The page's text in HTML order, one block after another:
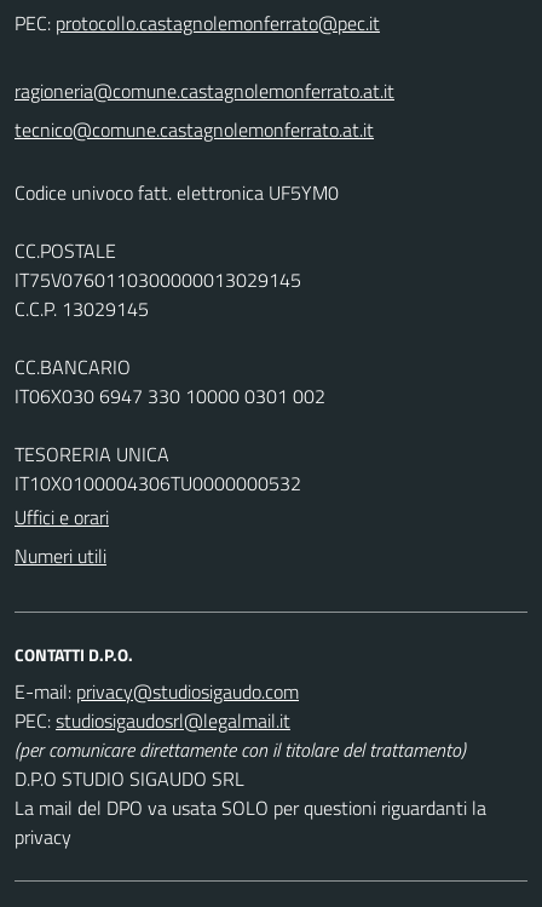
PEC:
ragioneria@comune.castagnolemonferrato.at.it
tecnico@comune.castagnolemonferrato.at.it
Codice univoco fatt. elettronica UF5YM0
CC.POSTALE
IT75V0760110300000013029145
C.C.P. 13029145
CC.BANCARIO
IT06X030 6947 330 10000 0301 002
TESORERIA UNICA
IT10X0100004306TU0000000532
Uffici e orari
Numeri utili
CONTATTI D.P.O.
E-mail:
PEC:
(per comunicare direttamente con il titolare del trattamento)
D.P.O STUDIO SIGAUDO SRL
La mail del DPO va usata SOLO per questioni riguardanti la
privacy